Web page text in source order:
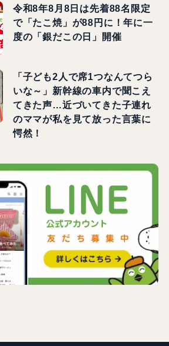
令和8年8月8日は先着88名限定
で「たこ焼」が88円に！年に一
度の「銀だこの日」開催
「子ども2人で席1つなんてつら
いな～」新幹線の車内で聞こえ
てきた声…近づいてきた子連れ
のママが私を見て放った言葉に
愕然！